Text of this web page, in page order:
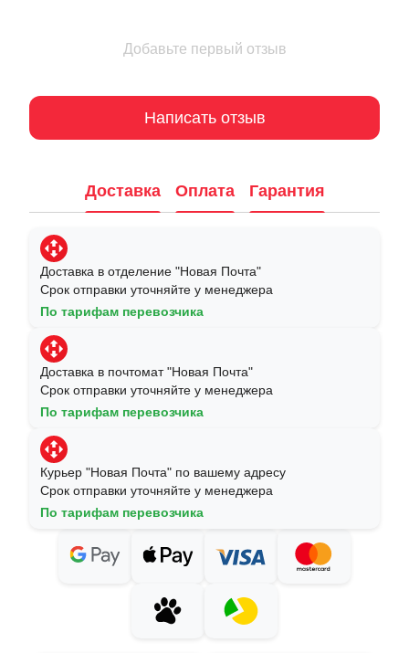
Добавьте первый отзыв
Написать отзыв
Доставка Оплата Гарантия
Доставка в отделение "Новая Почта"
Срок отправки уточняйте у менеджера
По тарифам перевозчика
Доставка в почтомат "Новая Почта"
Срок отправки уточняйте у менеджера
По тарифам перевозчика
Курьер "Новая Почта" по вашему адресу
Срок отправки уточняйте у менеджера
По тарифам перевозчика